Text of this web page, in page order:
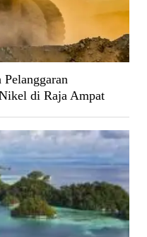
di Raja Ampat